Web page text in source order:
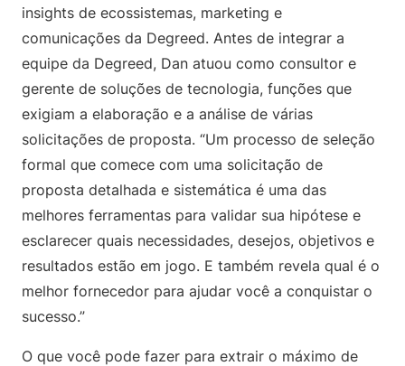
insights de ecossistemas, marketing e
comunicações da Degreed. Antes de integrar a
equipe da Degreed, Dan atuou como consultor e
gerente de soluções de tecnologia, funções que
exigiam a elaboração e a análise de várias
solicitações de proposta. “Um processo de seleção
formal que comece com uma solicitação de
proposta detalhada e sistemática é uma das
melhores ferramentas para validar sua hipótese e
esclarecer quais necessidades, desejos, objetivos e
resultados estão em jogo. E também revela qual é o
melhor fornecedor para ajudar você a conquistar o
sucesso.”
O que você pode fazer para extrair o máximo de